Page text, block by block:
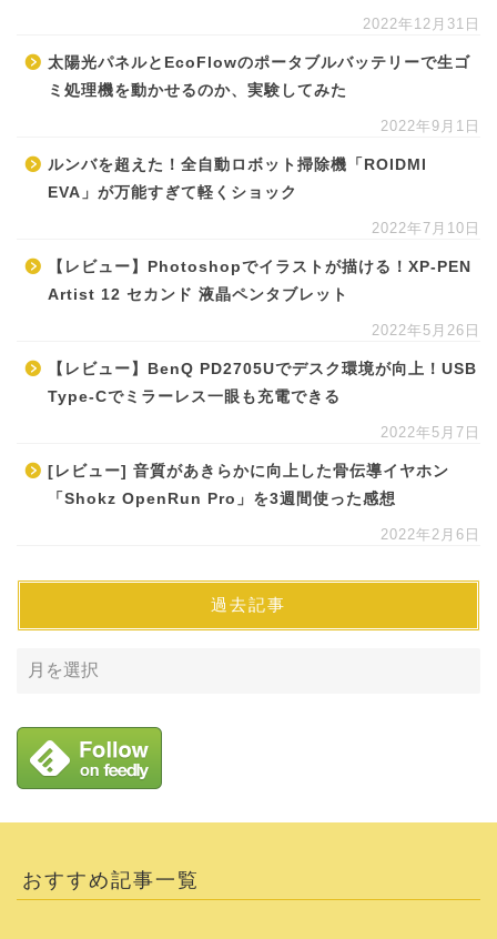
2022年12月31日
太陽光パネルとEcoFlowのポータブルバッテリーで生ゴ
ミ処理機を動かせるのか、実験してみた
2022年9月1日
ルンバを超えた！全自動ロボット掃除機「ROIDMI
EVA」が万能すぎて軽くショック
2022年7月10日
【レビュー】Photoshopでイラストが描ける！XP-PEN
Artist 12 セカンド 液晶ペンタブレット
2022年5月26日
【レビュー】BenQ PD2705Uでデスク環境が向上！USB
Type-Cでミラーレス一眼も充電できる
2022年5月7日
[レビュー] 音質があきらかに向上した骨伝導イヤホン
「Shokz OpenRun Pro」を3週間使った感想
2022年2月6日
過去記事
おすすめ記事一覧